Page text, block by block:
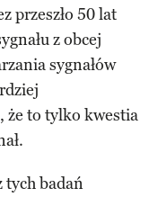
przeszło 50 lat
z obcej
sygnałów
że to tylko kwestia
tych badań